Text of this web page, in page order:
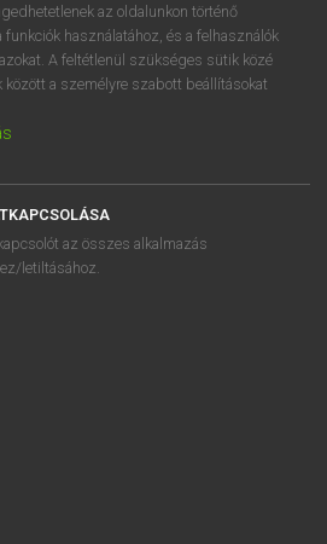
NAGYSZÓTÁR
az oldalunkon történő
használatához, és a felhasználók
A feltétlenül szükséges sütik közé
között a személyre szabott beállításokat
az összes alkalmazás
letiltásához.